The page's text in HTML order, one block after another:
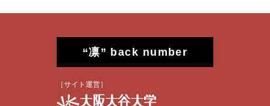
“凛” back number
［サイト運営］